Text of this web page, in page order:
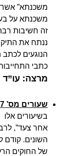
משכנתא” אשר
משכנתא על
זה חשיבות
ננתח את
הנוגעים
כתבי
מרצה: עו”ד
שעורים מס’ 7 +8
בשיעורים
אחר צעד”,
השונים.
של החוקים